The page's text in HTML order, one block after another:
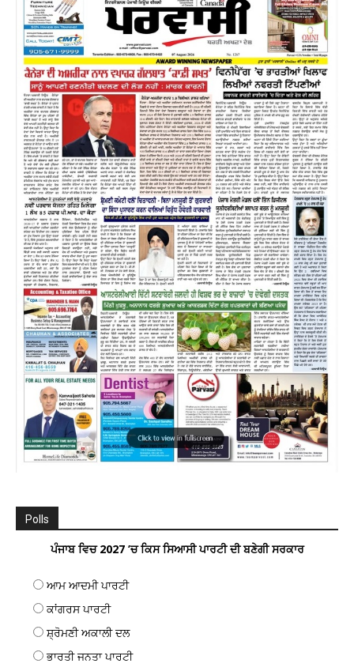
Polls
ਪੰਜਾਬ ਵਿਚ 2027 ’ਚ ਕਿਸ ਸਿਆਸੀ ਪਾਰਟੀ ਦੀ ਬਣੇਗੀ ਸਰਕਾਰ
ਆਮ ਆਦਮੀ ਪਾਰਟੀ
ਕਾਂਗਰਸ ਪਾਰਟੀ
ਸ਼੍ਰੋਮਣੀ ਅਕਾਲੀ ਦਲ
ਭਾਰਤੀ ਜਨਤਾ ਪਾਰਟੀ